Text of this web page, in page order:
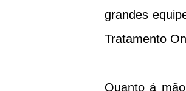
grandes
Tratamento
Quanto á